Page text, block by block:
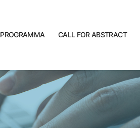
PROGRAMMA CALL FOR ABSTRACT